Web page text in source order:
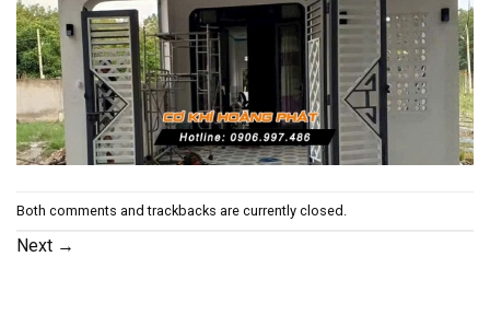
Both comments and trackbacks are currently closed.
Next →